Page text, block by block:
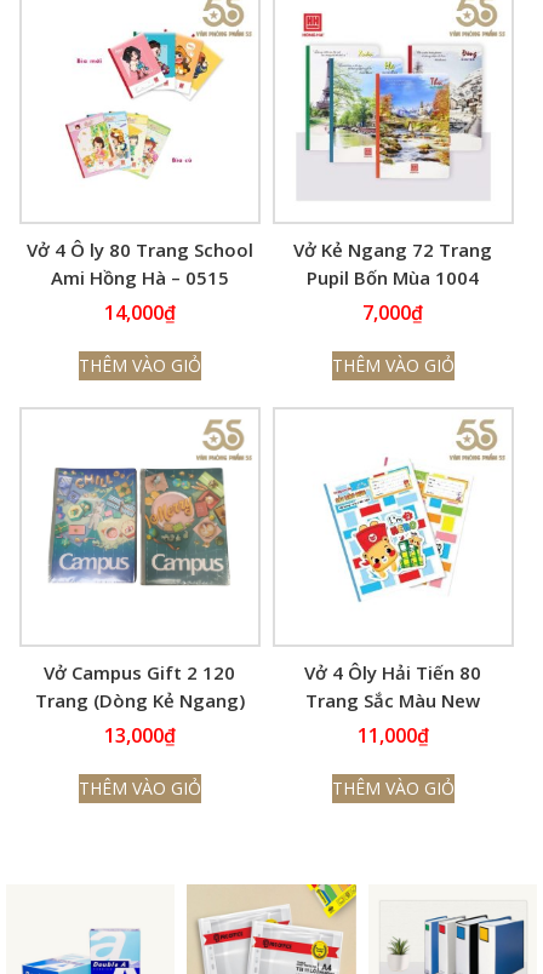
Vở 4 Ô ly 80 Trang School
Ami Hồng Hà – 0515
14,000₫
THÊM VÀO GIỎ
Vở Kẻ Ngang 72 Trang
Pupil Bốn Mùa 1004
7,000₫
THÊM VÀO GIỎ
Vở Campus Gift 2 120
Trang (Dòng Kẻ Ngang)
13,000₫
THÊM VÀO GIỎ
Vở 4 Ôly Hải Tiến 80
Trang Sắc Màu New
11,000₫
THÊM VÀO GIỎ